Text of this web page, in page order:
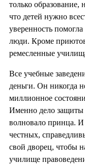
только
что детей нужно
уверенность
люди. Кроме
ремесленные
Все учебные
деньги. Он никогда
миллионное
Именно дело
волновало принца.
честных,
свой дворец, чтобы
училище